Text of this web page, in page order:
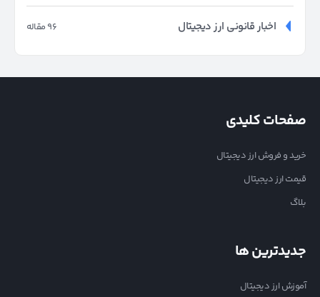
96 مقاله اخبار قانونی ارز دیجیتال
صفحات کلیدی
خرید و فروش ارز دیجیتال
قیمت ارز دیجیتال
بلاگ
جدیدترین ها
آموزش ارز دیجیتال